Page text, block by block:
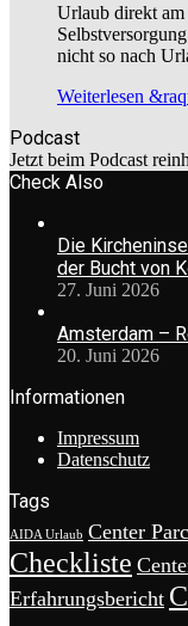
Urlaub direkt am
nicht so nach
Weiterlesen
Podcast
Jetzt beim Podcast
Check Also
Die
der Bucht von
27. Juni 2026
Amsterdam –
20. Juni 2026
Informationen
Impressum
Datenschutz
Tags
AIDA Urlaub Center
Checkliste
Erfahrungsbericht